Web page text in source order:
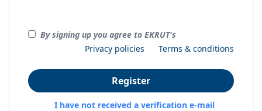
By signing up you agree to EKRUT's
Privacy policies
Terms & conditions
Register
I have not received a verification e-mail